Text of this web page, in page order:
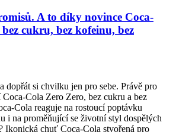
A to díky novince Coca-
cukru, bez kofeinu, bez
dopřát si chvilku jen pro sebe. Právě pro
Cola Zero Zero, bez cukru a bez
Cola reaguje na rostoucí poptávku
i na proměňující se životní styl dospělých
Ikonická chuť Coca-Cola stvořená pro